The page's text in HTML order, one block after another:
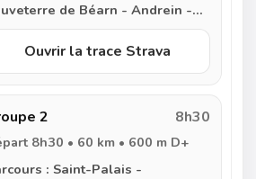
de Béarn - Andrein -
- Narp - Audaux - Bugnein -
de Navarrenx - Nabas -
- Aroue - Domezain - Saint-
Ouvrir la trace Strava
2 8h30
8h30 • 60 km • 600 m D+
: